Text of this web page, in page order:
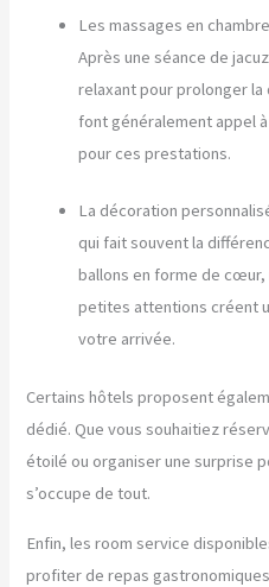
Les massages en
Après une séance de
relaxant pour prolonger
font généralement appel
pour ces prestations.
La décoration
qui fait souvent la
ballons en forme de
petites attentions créent
votre arrivée.
Certains hôtels proposent
dédié. Que vous souhaitiez
étoilé ou organiser une surprise
s’occupe de tout.
Enfin, les room service
profiter de repas